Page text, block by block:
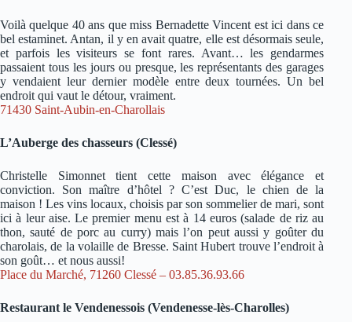
Voilà quelque 40 ans que miss Bernadette Vincent est ici dans ce
bel estaminet. Antan, il y en avait quatre, elle est désormais seule,
et parfois les visiteurs se font rares. Avant… les gendarmes
passaient tous les jours ou presque, les représentants des garages
y vendaient leur dernier modèle entre deux tournées. Un bel
endroit qui vaut le détour, vraiment.
71430 Saint-Aubin-en-Charollais
L’Auberge des chasseurs (Clessé)
Christelle Simonnet tient cette maison avec élégance et
conviction. Son maître d’hôtel ? C’est Duc, le chien de la
maison ! Les vins locaux, choisis par son sommelier de mari, sont
ici à leur aise. Le premier menu est à 14 euros (salade de riz au
thon, sauté de porc au curry) mais l’on peut aussi y goûter du
charolais, de la volaille de Bresse. Saint Hubert trouve l’endroit à
son goût… et nous aussi!
Place du Marché, 71260 Clessé – 03.85.36.93.66
Restaurant le Vendenessois (Vendenesse-lès-Charolles)